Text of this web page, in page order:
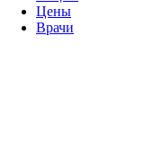
Цены
Врачи